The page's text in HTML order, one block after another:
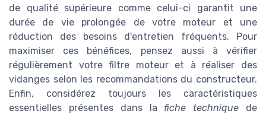
de qualité supérieure comme celui-ci garantit une
durée de vie prolongée de votre moteur et une
réduction des besoins d'entretien fréquents. Pour
maximiser ces bénéfices, pensez aussi à vérifier
régulièrement votre filtre moteur et à réaliser des
vidanges selon les recommandations du constructeur.
Enfin, considérez toujours les caractéristiques
essentielles présentes dans la fiche technique de